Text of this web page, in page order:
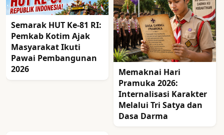
Semarak HUT Ke-81 RI:
Pemkab Kotim Ajak
Masyarakat Ikuti
Pawai Pembangunan
2026
Memaknai Hari
Pramuka 2026:
Internalisasi Karakter
Melalui Tri Satya dan
Dasa Darma